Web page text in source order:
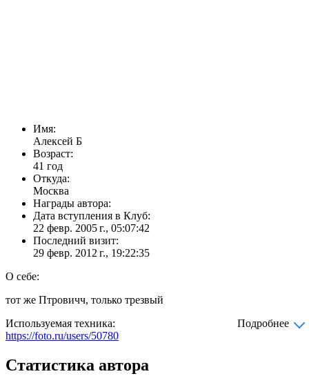
Имя:
Алексей Б
Возраст:
41 год
Откуда:
Москва
Награды автора:
Дата вступления в Клуб:
22 февр. 2005 г., 05:07:42
Последний визит:
29 февр. 2012 г., 19:22:35
О себе:
тот же Птровичч, только трезвый
Используемая техника:
Подробнее
https://foto.ru/users/50780
Статистика автора